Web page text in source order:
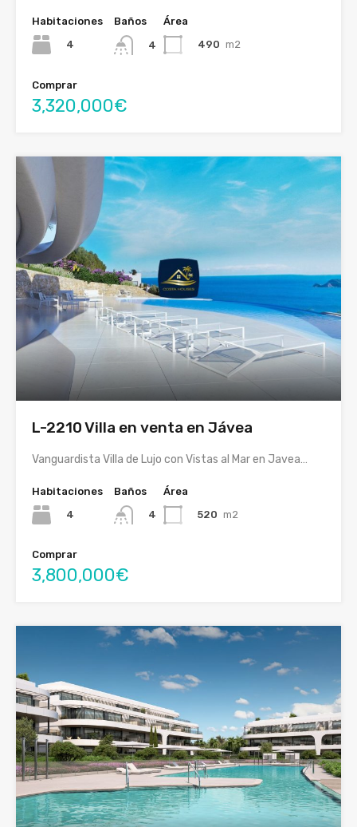
Habitaciones
4
Baños
4
Área
490 m2
Comprar
3,320,000€
L-2210 Villa en venta en Jávea
Vanguardista Villa de Lujo con Vistas al Mar en Javea…
Habitaciones
4
Baños
4
Área
520 m2
Comprar
3,800,000€